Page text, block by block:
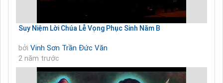
Suy Niệm Lời Chúa Lễ Vọng Phục Sinh Năm B
bởi Vinh Sơn Trần Đức Văn
2 năm trước